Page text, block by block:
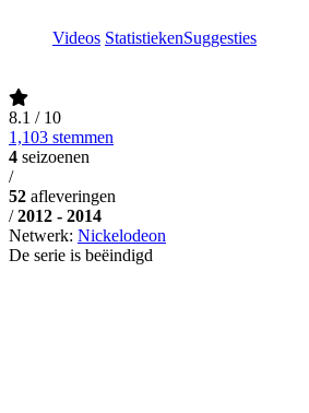
Videos StatistiekenSuggesties
8.1 / 10
1,103 stemmen
4 seizoenen
/
52 afleveringen
/ 2012 - 2014
Netwerk: Nickelodeon
De serie is beëindigd